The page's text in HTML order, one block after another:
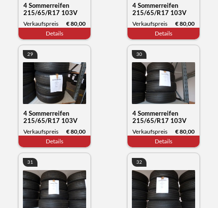
4 Sommerreifen
215/65/R17 103V
XL, Michelin Primacy,
Datum 11/23
Verkaufspreis
€ 80,00
Details
4 Sommerreifen
215/65/R17 103V
XL, Michelin Primacy,
Datum 12/23
Verkaufspreis
€ 80,00
Details
29
4 Sommerreifen
215/65/R17 103V
XL, Michelin Primacy,
Datum 11/23
Verkaufspreis
€ 80,00
Details
30
4 Sommerreifen
215/65/R17 103V
XL, Michelin Primacy,
Datum 11/23
Verkaufspreis
€ 80,00
Details
31 32